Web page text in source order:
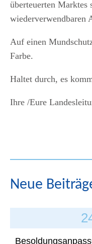
überteuerten
wiederverwendbaren
Auf einen
Farbe.
Haltet durch, es
Ihre /Eure
Neue